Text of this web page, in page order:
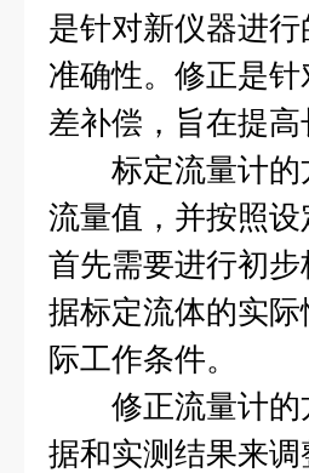
是针对新仪器进
准确性。修正是
差补偿，旨在提
标定流量计的
流量值，并按照
首先需要进行初
据标定流体的实
际工作条件。
修正流量计的
据和实测结果来